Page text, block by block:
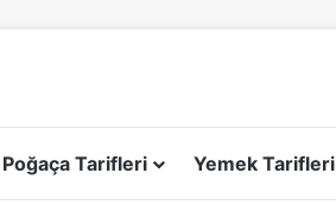
Poğaça Tarifleri Yemek Tarifleri